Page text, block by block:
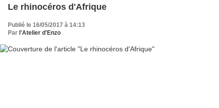
Le rhinocéros d'Afrique
Publié le 16/05/2017 à 14:13
Par l'Atelier d'Enzo